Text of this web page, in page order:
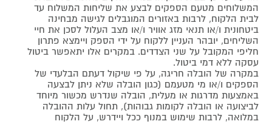
המשלוחים מטעם הספקים לבצע את שליחות המשלוח עד
לבית הלקוח, לרבות באזורים המוגבלים לגישה מבחינה
ביטחונית ו/או תנאי מזג אוויר ו/או מצב העלול לסכן את חיי
השליחים, יובהר העניין ללקוח על ידי הספק ויימצא פתרון
חליפי המקובל על שני הצדדים. במקרים אלו יתאפשר ביטול
עסקה ללא דמי ביטול.
במקרה של הובלה חריגה, על פי שיקול דעתם הבלעדי של
הספקים ו/או מי מטעמם (כגון הובלה שלא ניתן לבצעה
באמצעות מדרגות או מעלית, הובלה שנדרש מכשור מיוחד
לביצועה או הובלה לקומות גבוהות), תחול עלות ההובלה
במלואה, לרבות שימוש במנוף ככל ויידרש, על הלקוח